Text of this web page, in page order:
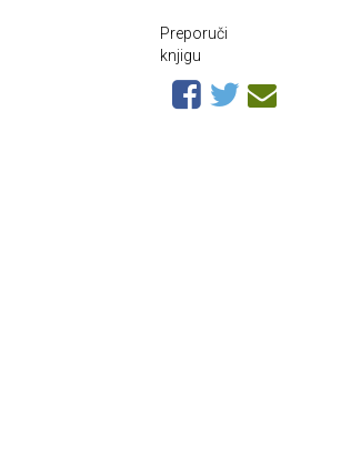
Preporuči
knjigu